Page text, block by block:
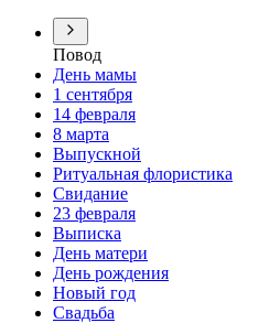
Повод
День мамы
1 сентября
14 февраля
8 марта
Выпускной
Ритуальная флористика
Свидание
23 февраля
Выписка
День матери
День рождения
Новый год
Свадьба